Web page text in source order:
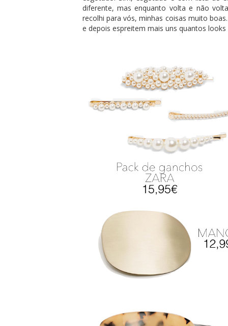
diferente, mas enquanto volta e não
recolhi para vós, minhas coisas muito
e depois espreitem mais uns quantos